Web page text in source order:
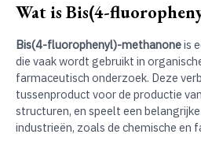
Wat is Bis(4-
Bis(4-fluorophenyl)-methanoneis
die vaak wordt gebruikt in
farmaceutisch onderzoek. Deze
tussenproduct voor de productie
structuren, en speelt een
industrieën, zoals de chemische en